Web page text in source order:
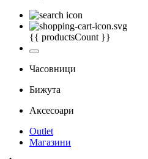
{{ productsCount }}
Часовници
Бижута
Аксесоари
Outlet
Магазини